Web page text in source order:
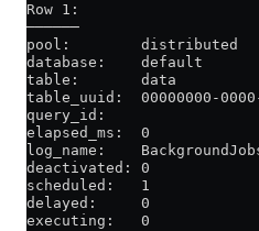
Row 1:
──────
pool:        distributed
database:    default
table:       data
table_uuid:  00000000-0000-
query_id:
elapsed_ms:  0
log_name:
deactivated: 0
scheduled:   1
delayed:     0
executing:   0